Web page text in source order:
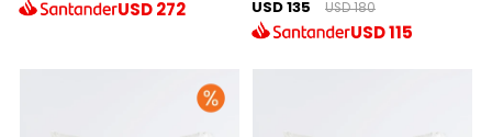
USD272 USD 135 USD 180
USD115